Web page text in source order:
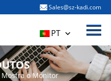
Sales@sz-kadi.com
PT
Mostra o Monitor